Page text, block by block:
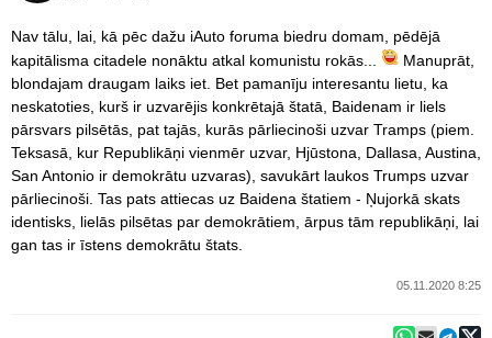
Nav tālu, lai, kā pēc dažu iAuto foruma biedru domam, pēdējā
kapitālisma citadele nonāktu atkal komunistu rokās...
Manuprāt,
blondajam draugam laiks iet. Bet pamanīju interesantu lietu, ka
neskatoties, kurš ir uzvarējis konkrētajā štatā, Baidenam ir liels
pārsvars pilsētās, pat tajās, kurās pārliecinoši uzvar Tramps (piem.
Teksasā, kur Republikāņi vienmēr uzvar, Hjūstona, Dallasa, Austina,
San Antonio ir demokrātu uzvaras), savukārt laukos Trumps uzvar
pārliecinoši. Tas pats attiecas uz Baidena štatiem - Ņujorkā skats
identisks, lielās pilsētas par demokrātiem, ārpus tām republikāņi, lai
gan tas ir īstens demokrātu štats.
05.11.2020 8:25